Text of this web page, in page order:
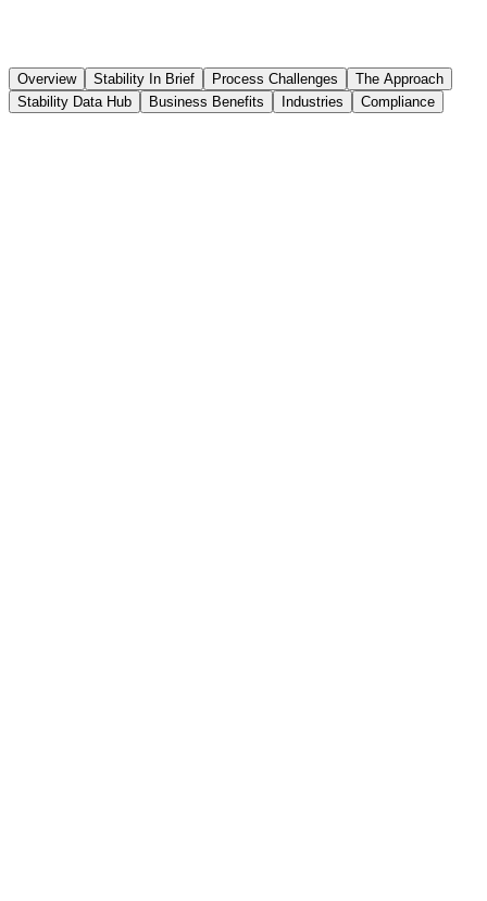
Overview Stability In Brief Process Challenges
The Approach
Stability Data Hub
Business Benefits Industries Compliance